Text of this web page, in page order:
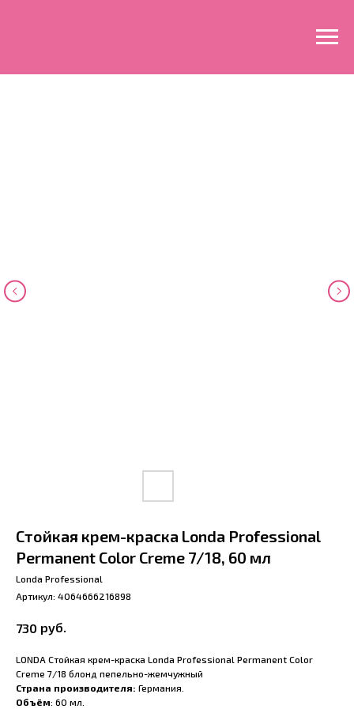
Стойкая крем-краска Londa Professional
Permanent Color Creme 7/18, 60 мл
Londa Professional
Артикул: 4064666216898
730 руб.
LONDA Стойкая крем-краска Londa Professional Permanent Color
Creme 7/18 блонд пепельно-жемчужный
Страна производителя: Германия.
Объём: 60 мл.